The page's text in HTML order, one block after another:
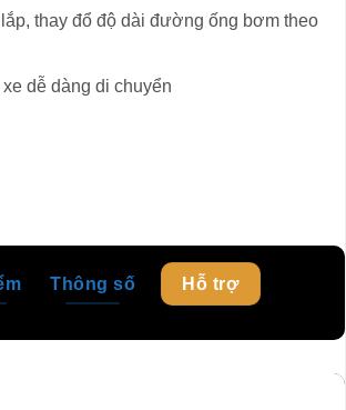
thay đổ độ dài đường ống bơm theo
dễ dàng di chuyển
Thông số Hỗ trợ